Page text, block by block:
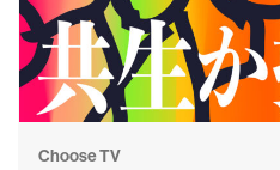
Choose TV